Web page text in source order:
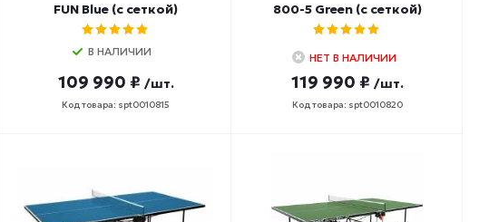
FUN Blue (с сеткой)
В НАЛИЧИИ
109 990 ₽ /шт.
Код товара: spt0010815
800-5 Green (с сеткой)
НЕТ В НАЛИЧИИ
119 990 ₽ /шт.
Код товара: spt0010820